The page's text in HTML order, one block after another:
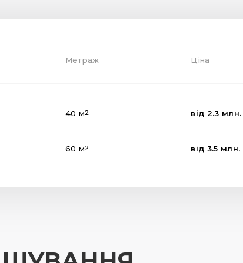
Метраж Ціна
40 м2 від 2.3 млн.
60 м2 від 3.5 млн.